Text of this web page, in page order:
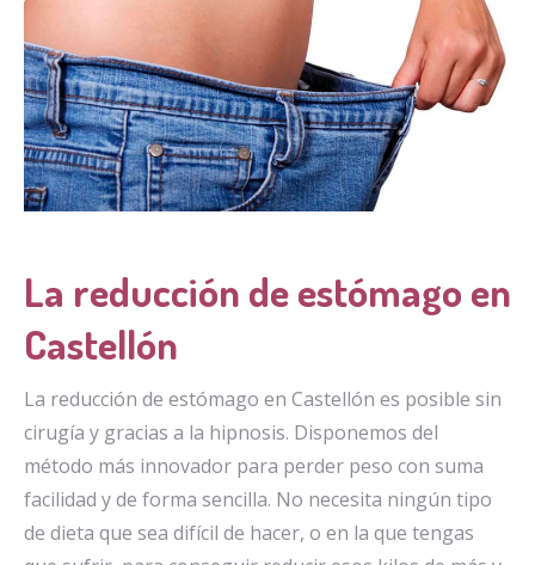
La reducción de estómago en
Castellón
La reducción de estómago en Castellón es posible sin
cirugía y gracias a la hipnosis. Disponemos del
método más innovador para perder peso con suma
facilidad y de forma sencilla. No necesita ningún tipo
de dieta que sea difícil de hacer, o en la que tengas